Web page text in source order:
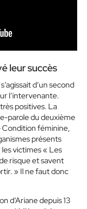
leur succès
d’un second
l’intervenante.
positives. La
parole du deuxième
Condition féminine,
présents
victimes« Les
risque et savent
» Il ne faut donc
d’Ariane depuis 13